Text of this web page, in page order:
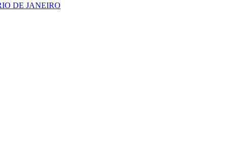
DE JANEIRO